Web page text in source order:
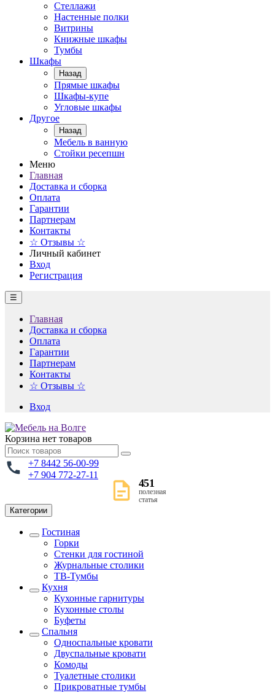
Стеллажи
Настенные полки
Витрины
Книжные шкафы
Тумбы
Шкафы
Назад
Прямые шкафы
Шкафы-купе
Угловые шкафы
Другое
Назад
Мебель в ванную
Стойки ресепшн
Меню
Главная
Доставка и сборка
Оплата
Гарантии
Партнерам
Контакты
☆ Отзывы ☆
Личный кабинет
Вход
Регистрация
☰
Главная
Доставка и сборка
Оплата
Гарантии
Партнерам
Контакты
☆ Отзывы ☆
Вход
Корзина нет товаров
+7 8442 56-00-99
+7 904 772-27-11
451
полезная
статья
Категории
Гостиная
Горки
Стенки для гостиной
Журнальные столики
TВ-Тумбы
Кухня
Кухонные гарнитуры
Кухонные столы
Буфеты
Спальня
Односпальные кровати
Двуспальные кровати
Комоды
Туалетные столики
Прикроватные тумбы